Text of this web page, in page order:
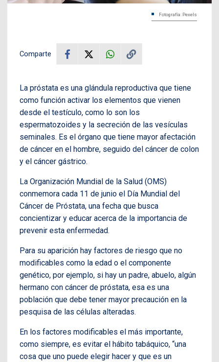
Fotografía: Pexels
Comparte
La próstata es una glándula reproductiva que tiene
como función activar los elementos que vienen
desde el testículo, como lo son los
espermatozoides y la secreción de las vesículas
seminales. Es el órgano que tiene mayor afectación
de cáncer en el hombre, seguido del cáncer de colon
y el cáncer gástrico.
La Organización Mundial de la Salud (OMS)
conmemora cada 11 de junio el Día Mundial del
Cáncer de Próstata, una fecha que busca
concientizar y educar acerca de la importancia de
prevenir esta enfermedad.
Para su aparición hay factores de riesgo que no
modificables como la edad o el componente
genético, por ejemplo, si hay un padre, abuelo, algún
hermano con cáncer de próstata, esa es una
población que debe tener mayor precaución en la
pesquisa de las células alteradas.
En los factores modificables el más importante,
como siempre, es evitar el hábito tabáquico, “una
cosa que uno puede elegir hacer y que es un